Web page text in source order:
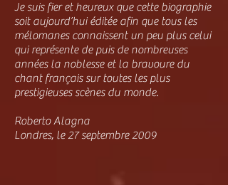
Je suis fier et heureux que cette biographie
soit aujourd’hui éditée afin que tous les
mélomanes connaissent un peu plus celui
qui représente de puis de nombreuses
années la noblesse et la bravoure du
chant français sur toutes les plus
prestigieuses scènes du monde.
Roberto Alagna
Londres, le 27 septembre 2009